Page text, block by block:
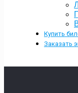
Купить
Заказать